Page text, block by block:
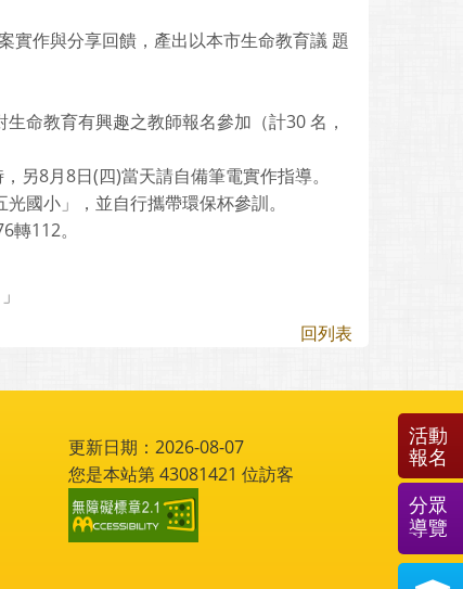
實作與分享回饋，產出以本市生命教育議 題
命教育有興趣之教師報名參加（計30 名，
另8月8日(四)當天請自備筆電實作指導。
國小」，並自行攜帶環保杯參訓。
112。
回列表
更新日期：2026-08-07
您是本站第43081421 位訪客
活動
報名
分眾
導覽